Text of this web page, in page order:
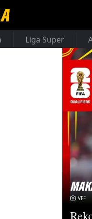
Liga Super
VFF